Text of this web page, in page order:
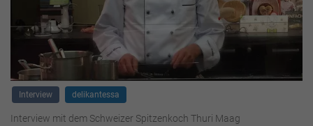
Interview delikantessa
Interview mit dem Schweizer Spitzenkoch Thuri Maag